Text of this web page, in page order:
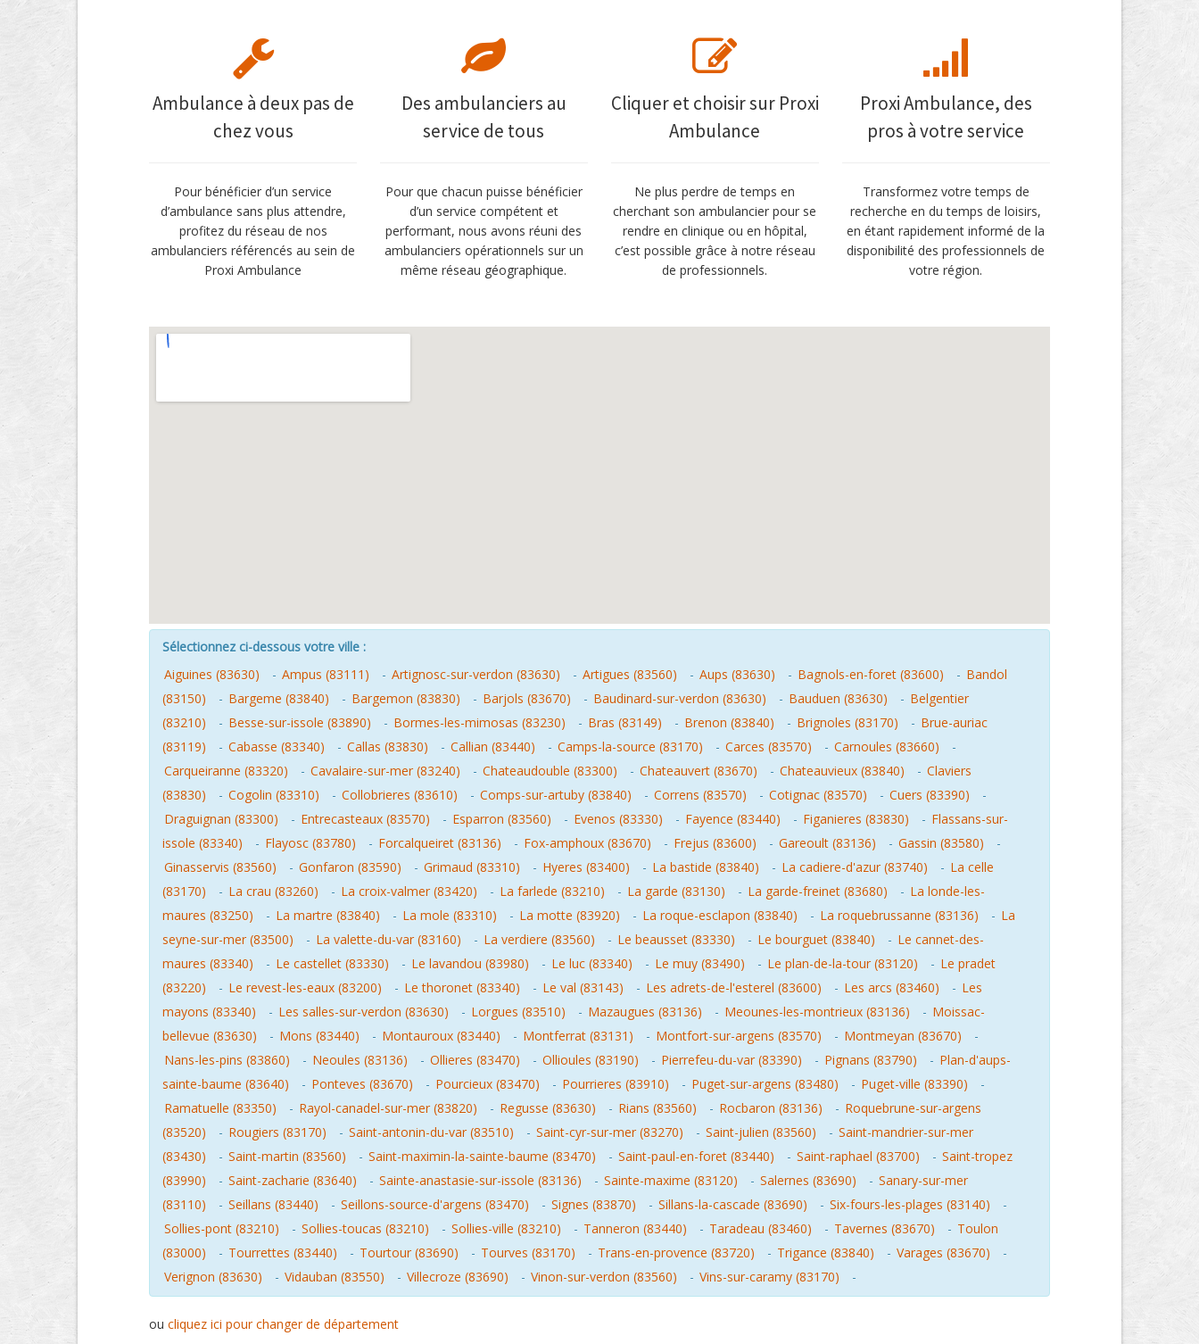
Ambulance à deux pas de
chez vous
Pour bénéficier d’un service
d’ambulance sans plus attendre,
profitez du réseau de nos
ambulanciers référencés au sein de
Proxi Ambulance
Des ambulanciers au
service de tous
Pour que chacun puisse bénéficier
d’un service compétent et
performant, nous avons réuni des
ambulanciers opérationnels sur un
même réseau géographique.
Cliquer et choisir sur Proxi
Ambulance
Ne plus perdre de temps en
cherchant son ambulancier pour se
rendre en clinique ou en hôpital,
c’est possible grâce à notre réseau
de professionnels.
Proxi Ambulance, des
pros à votre service
Transformez votre temps de
recherche en du temps de loisirs,
en étant rapidement informé de la
disponibilité des professionnels de
votre région.
Sélectionnez ci-dessous votre ville :
Aiguines (83630)
- Ampus (83111) - Artignosc-sur-verdon (83630) - Artigues (83560) - Aups (83630) - Bagnols-en-foret (83600) - Bandol
(83150)
- Bargeme (83840) - Bargemon (83830) - Barjols (83670) - Baudinard-sur-verdon (83630) - Bauduen (83630) - Belgentier
(83210)
- Besse-sur-issole (83890) - Bormes-les-mimosas (83230) - Bras (83149) - Brenon (83840) - Brignoles (83170) - Brue-auriac
(83119)
- Cabasse (83340) - Callas (83830) - Callian (83440) - Camps-la-source (83170) - Carces (83570) - Carnoules (83660)
-
Carqueiranne (83320)
- Cavalaire-sur-mer (83240) - Chateaudouble (83300) - Chateauvert (83670) - Chateauvieux (83840) - Claviers
(83830)
- Cogolin (83310) - Collobrieres (83610) - Comps-sur-artuby (83840) - Correns (83570) - Cotignac (83570) - Cuers (83390)
-
Draguignan (83300)
- Entrecasteaux (83570) - Esparron (83560) - Evenos (83330) - Fayence (83440) - Figanieres (83830) - Flassans-sur-
issole (83340)
- Flayosc (83780) - Forcalqueiret (83136) - Fox-amphoux (83670) - Frejus (83600) - Gareoult (83136) - Gassin (83580)
-
Ginasservis (83560)
- Gonfaron (83590) - Grimaud (83310) - Hyeres (83400) - La bastide (83840) - La cadiere-d'azur (83740) - La celle
(83170)
- La crau (83260) - La croix-valmer (83420) - La farlede (83210) - La garde (83130) - La garde-freinet (83680) - La londe-les-
maures (83250)
- La martre (83840) - La mole (83310) - La motte (83920) - La roque-esclapon (83840) - La roquebrussanne (83136) - La
seyne-sur-mer (83500)
- La valette-du-var (83160) - La verdiere (83560) - Le beausset (83330) - Le bourguet (83840) - Le cannet-des-
maures (83340)
- Le castellet (83330) - Le lavandou (83980) - Le luc (83340) - Le muy (83490) - Le plan-de-la-tour (83120) - Le pradet
(83220)
- Le revest-les-eaux (83200) - Le thoronet (83340) - Le val (83143) - Les adrets-de-l'esterel (83600) - Les arcs (83460) - Les
mayons (83340)
- Les salles-sur-verdon (83630) - Lorgues (83510) - Mazaugues (83136) - Meounes-les-montrieux (83136) - Moissac-
bellevue (83630)
- Mons (83440) - Montauroux (83440) - Montferrat (83131) - Montfort-sur-argens (83570) - Montmeyan (83670)
-
Nans-les-pins (83860)
- Neoules (83136) - Ollieres (83470) - Ollioules (83190) - Pierrefeu-du-var (83390) - Pignans (83790) - Plan-d'aups-
sainte-baume (83640)
- Ponteves (83670) - Pourcieux (83470) - Pourrieres (83910) - Puget-sur-argens (83480) - Puget-ville (83390)
-
Ramatuelle (83350)
- Rayol-canadel-sur-mer (83820) - Regusse (83630) - Rians (83560) - Rocbaron (83136) - Roquebrune-sur-argens
(83520)
- Rougiers (83170) - Saint-antonin-du-var (83510) - Saint-cyr-sur-mer (83270) - Saint-julien (83560) - Saint-mandrier-sur-mer
(83430)
- Saint-martin (83560) - Saint-maximin-la-sainte-baume (83470) - Saint-paul-en-foret (83440) - Saint-raphael (83700) - Saint-tropez
(83990)
- Saint-zacharie (83640) - Sainte-anastasie-sur-issole (83136) - Sainte-maxime (83120) - Salernes (83690) - Sanary-sur-mer
(83110)
- Seillans (83440) - Seillons-source-d'argens (83470) - Signes (83870) - Sillans-la-cascade (83690) - Six-fours-les-plages (83140)
-
Sollies-pont (83210)
- Sollies-toucas (83210) - Sollies-ville (83210) - Tanneron (83440) - Taradeau (83460) - Tavernes (83670) - Toulon
(83000)
- Tourrettes (83440) - Tourtour (83690) - Tourves (83170) - Trans-en-provence (83720) - Trigance (83840) - Varages (83670)
-
Verignon (83630)
- Vidauban (83550) - Villecroze (83690) - Vinon-sur-verdon (83560) - Vins-sur-caramy (83170) -
ou cliquez ici pour changer de département